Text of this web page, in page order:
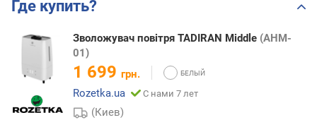
Где купить?
Зволожувач повітря TADIRAN Middle (AHM-
01)
1 699 грн.
Rozetka.ua
С нами 7 лет
(Киев)